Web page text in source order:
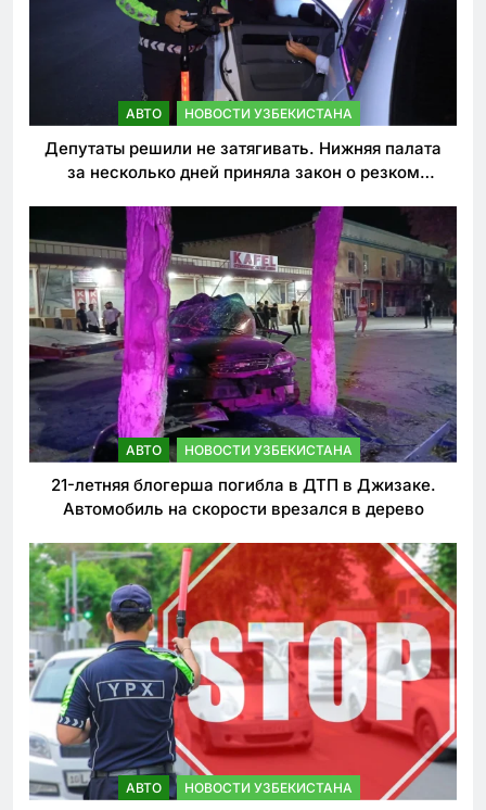
АВТО НОВОСТИ УЗБЕКИСТАНА
Депутаты решили не затягивать. Нижняя палата
за несколько дней приняла закон о резком
АВТО НОВОСТИ УЗБЕКИСТАНА
21-летняя блогерша погибла в ДТП в Джизаке.
Автомобиль на скорости врезался в дерево
АВТО НОВОСТИ УЗБЕКИСТАНА